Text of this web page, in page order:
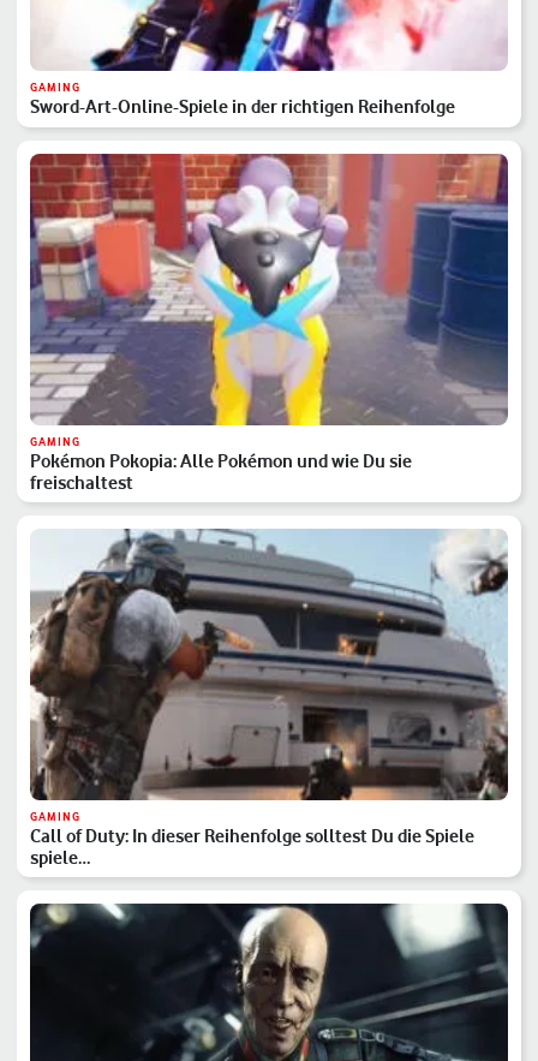
GAMING
Sword-Art-Online-Spiele in der richtigen Reihenfolge
GAMING
Pokémon Pokopia: Alle Pokémon und wie Du sie
freischaltest
GAMING
Call of Duty: In dieser Reihenfolge solltest Du die Spiele
spiele…